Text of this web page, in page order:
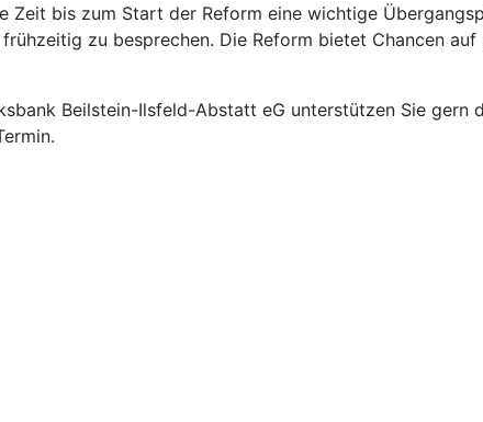
Zeit bis zum Start der Reform eine wichtige
zu besprechen. Die Reform bietet Chancen
Beilstein-Ilsfeld-Abstatt eG unterstützen Sie